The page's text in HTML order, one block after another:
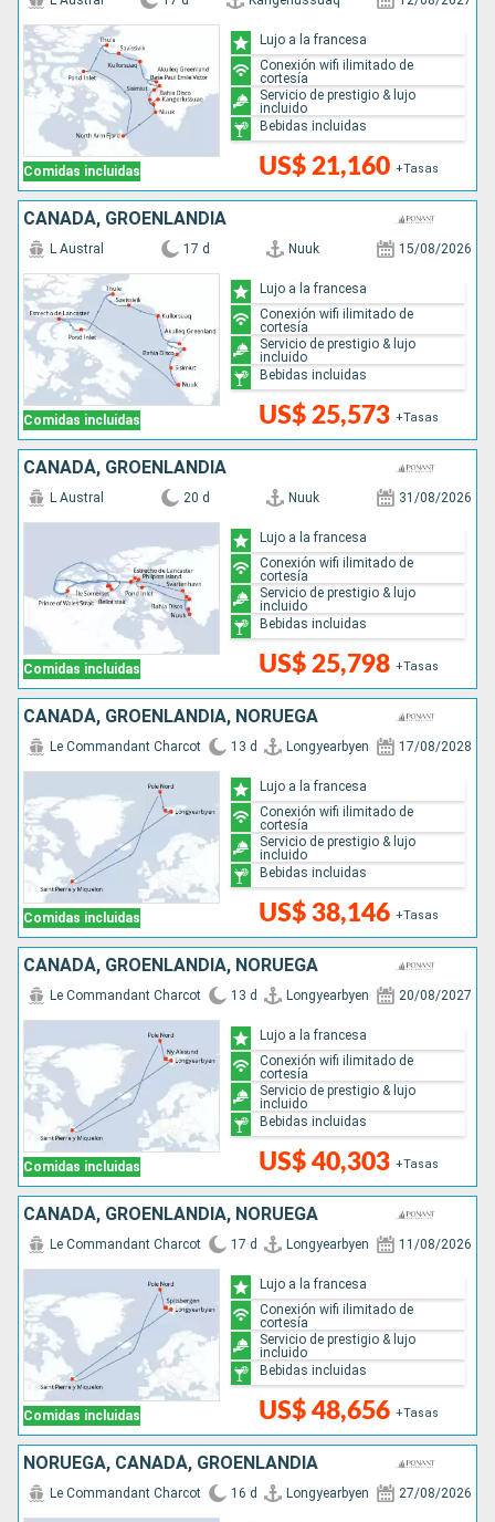
Comidas incluidas US$ 21,160 +Tasas
Lujo a la francesa
Conexión wifi ilimitado de
cortesía
Servicio de prestigio & lujo
incluido
Bebidas incluidas
CANADÁ, GROENLANDIA
Comidas incluidas
L Austral 17 d Nuuk 15/08/2026
US$ 25,573 +Tasas
Lujo a la francesa
Conexión wifi ilimitado de
cortesía
Servicio de prestigio & lujo
incluido
Bebidas incluidas
CANADÁ, GROENLANDIA
Comidas incluidas
L Austral 20 d Nuuk 31/08/2026
US$ 25,798 +Tasas
Lujo a la francesa
Conexión wifi ilimitado de
cortesía
Servicio de prestigio & lujo
incluido
Bebidas incluidas
CANADÁ, GROENLANDIA, NORUEGA
Comidas incluidas
Le Commandant Charcot 13 d Longyearbyen 17/08/2028
US$ 38,146 +Tasas
Lujo a la francesa
Conexión wifi ilimitado de
cortesía
Servicio de prestigio & lujo
incluido
Bebidas incluidas
CANADÁ, GROENLANDIA, NORUEGA
Comidas incluidas
Le Commandant Charcot 13 d Longyearbyen 20/08/2027
US$ 40,303 +Tasas
Lujo a la francesa
Conexión wifi ilimitado de
cortesía
Servicio de prestigio & lujo
incluido
Bebidas incluidas
CANADÁ, GROENLANDIA, NORUEGA
Comidas incluidas
Le Commandant Charcot 17 d Longyearbyen 11/08/2026
US$ 48,656 +Tasas
Lujo a la francesa
Conexión wifi ilimitado de
cortesía
Servicio de prestigio & lujo
incluido
Bebidas incluidas
NORUEGA, CANADÁ, GROENLANDIA
Le Commandant Charcot 16 d Longyearbyen 27/08/2026